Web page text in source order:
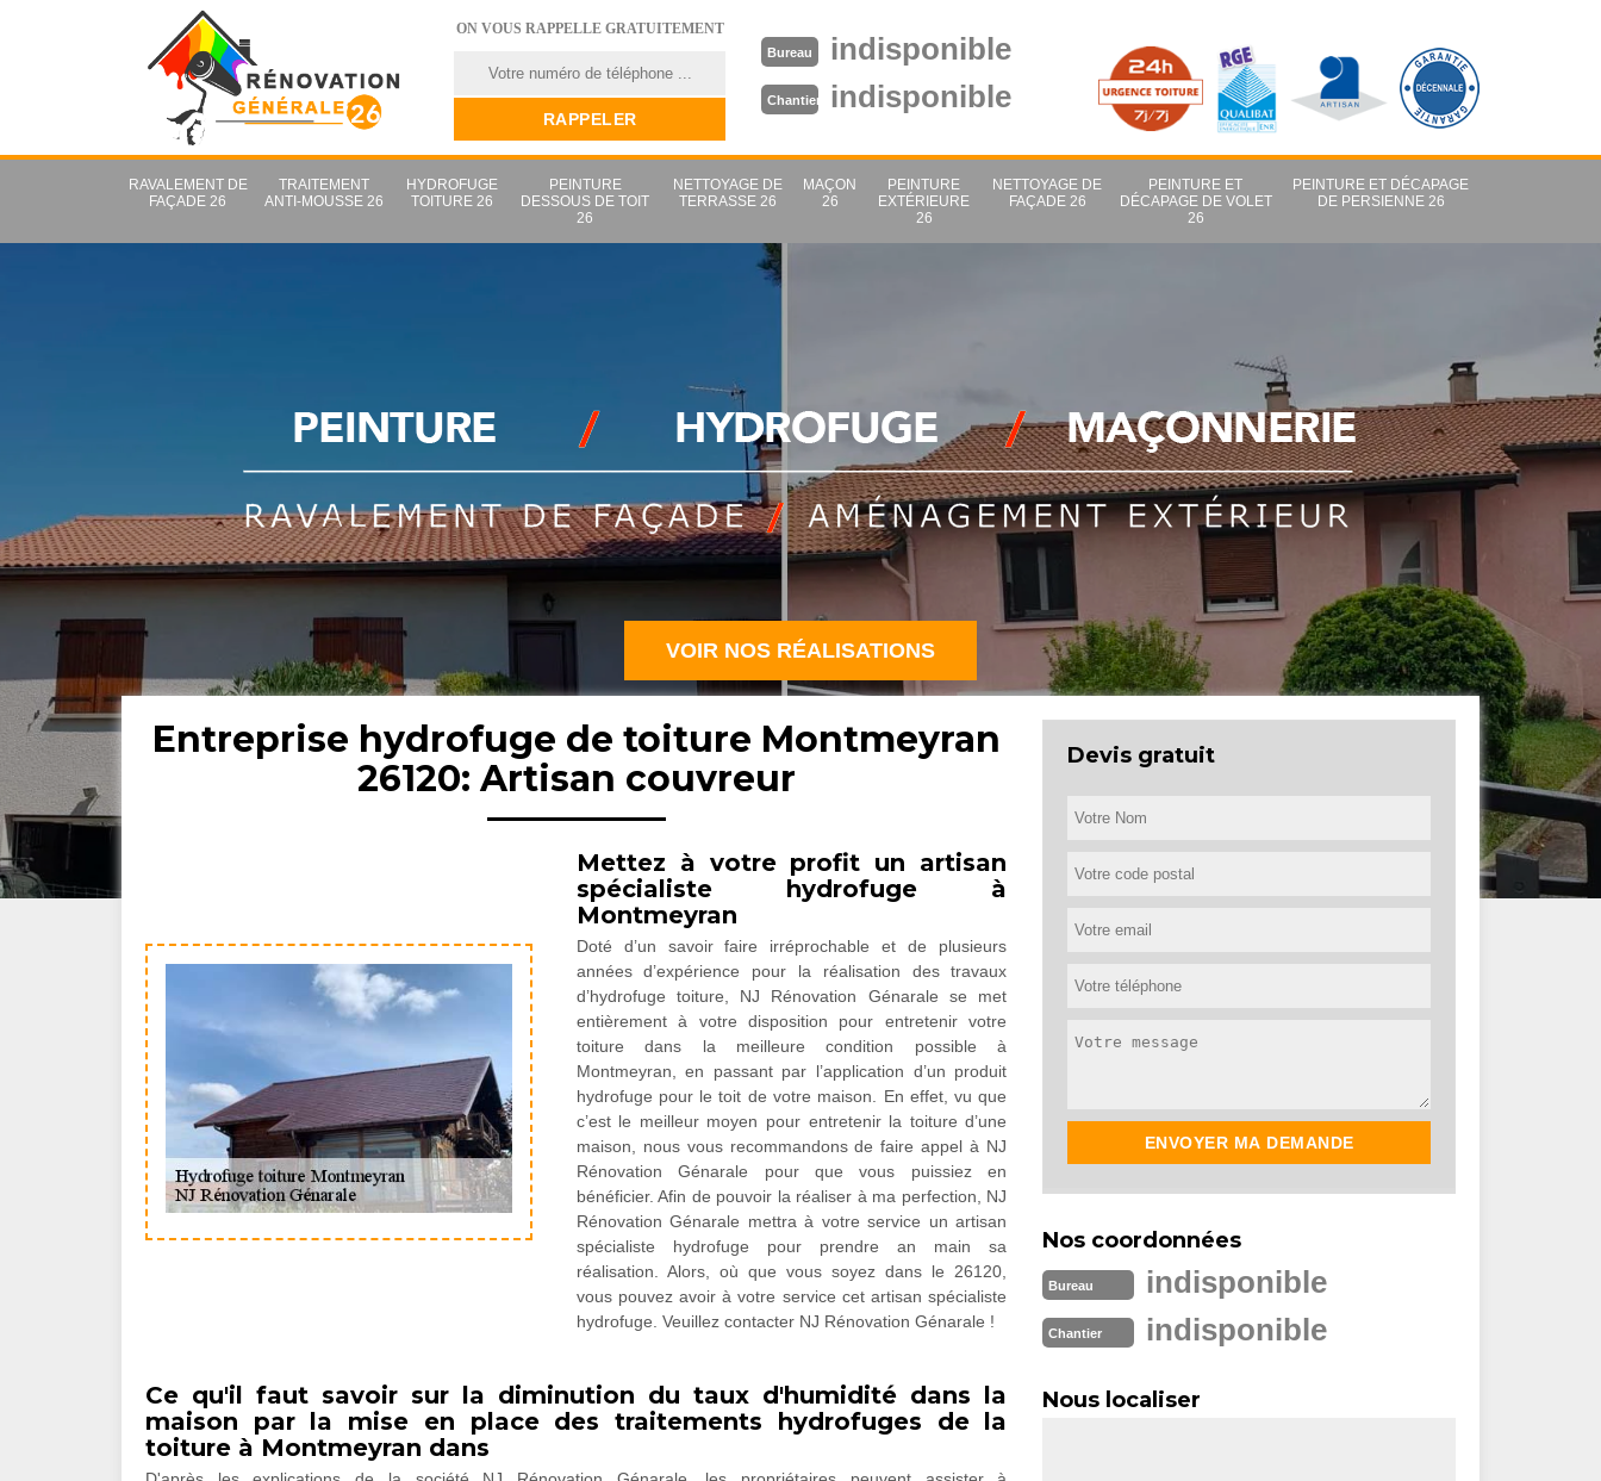
ON VOUS RAPPELLE GRATUITEMENT
Bureau indisponible
Chantier indisponible
RAVALEMENT DE
FAÇADE 26
TRAITEMENT
ANTI-MOUSSE 26
HYDROFUGE
TOITURE 26
PEINTURE
DESSOUS DE TOIT
26
NETTOYAGE DE
TERRASSE 26
MAÇON
26
PEINTURE
EXTÉRIEURE
26
NETTOYAGE DE
FAÇADE 26
PEINTURE ET
DÉCAPAGE DE VOLET
26
PEINTURE ET DÉCAPAGE
DE PERSIENNE 26
VOIR NOS RÉALISATIONS
Entreprise hydrofuge de toiture Montmeyran
26120: Artisan couvreur
Mettez à votre profit un artisan
spécialiste hydrofuge à
Montmeyran
Doté d’un savoir faire irréprochable et de plusieurs
années d’expérience pour la réalisation des travaux
d’hydrofuge toiture, NJ Rénovation Génarale se met
entièrement à votre disposition pour entretenir votre
toiture dans la meilleure condition possible à
Montmeyran, en passant par l’application d’un produit
hydrofuge pour le toit de votre maison. En effet, vu que
c’est le meilleur moyen pour entretenir la toiture d’une
maison, nous vous recommandons de faire appel à NJ
Rénovation Génarale pour que vous puissiez en
bénéficier. Afin de pouvoir la réaliser à ma perfection, NJ
Rénovation Génarale mettra à votre service un artisan
spécialiste hydrofuge pour prendre an main sa
réalisation. Alors, où que vous soyez dans le 26120,
vous pouvez avoir à votre service cet artisan spécialiste
hydrofuge. Veuillez contacter NJ Rénovation Génarale !
Ce qu'il faut savoir sur la diminution du taux d'humidité dans la
maison par la mise en place des traitements hydrofuges de la
toiture à Montmeyran dans
Devis gratuit
Nos coordonnées
Bureau indisponible
Chantier indisponible
Nous localiser